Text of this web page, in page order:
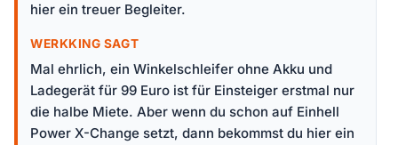
hier ein treuer Begleiter.
WERKKING SAGT
Mal ehrlich, ein Winkelschleifer ohne Akku und
Ladegerät für 99 Euro ist für Einsteiger erstmal nur
die halbe Miete. Aber wenn du schon auf Einhell
Power X-Change setzt, dann bekommst du hier ein